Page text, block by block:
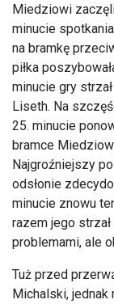
Miedziowi
minucie
na bramkę
piłka
minucie gry
Liseth. Na
25. minucie
bramce
Najgroźniejszy
odsłonie
minucie znowu
razem jego
problemami, ale
Tuż przed
Michalski, jednak